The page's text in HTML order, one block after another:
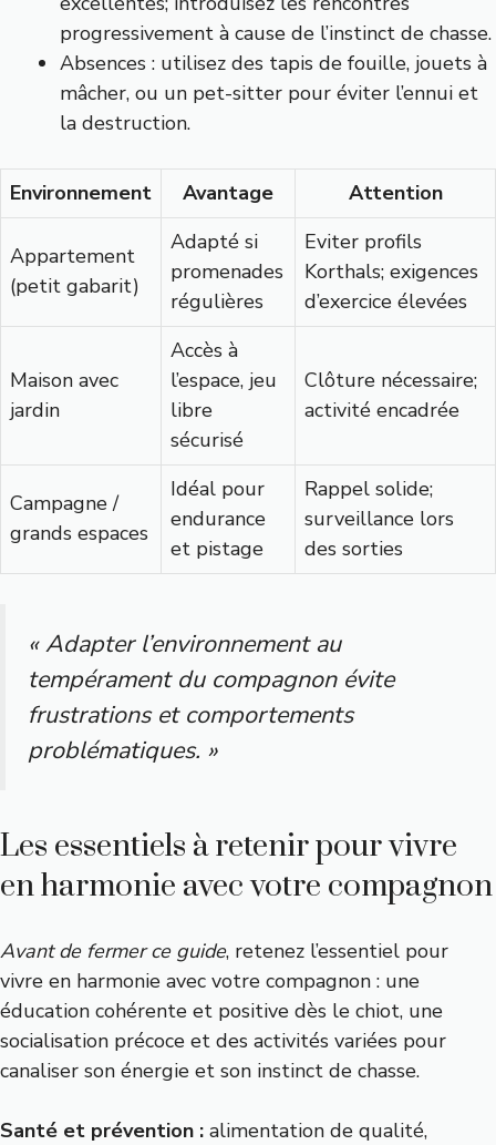
progressivement à cause de l’instinct de chasse.
Absences : utilisez des tapis de fouille, jouets à
mâcher, ou un pet-sitter pour éviter l’ennui et
la destruction.
Environnement Avantage Attention
Appartement
(petit gabarit)
Adapté si
promenades
régulières
Eviter profils
Korthals; exigences
d’exercice élevées
Maison avec
jardin
Accès à
l’espace, jeu
libre
sécurisé
Clôture nécessaire;
activité encadrée
Campagne /
grands espaces
Idéal pour
endurance
et pistage
Rappel solide;
surveillance lors
des sorties
« Adapter l’environnement au
tempérament du compagnon évite
frustrations et comportements
problématiques. »
Les essentiels à retenir pour vivre
en harmonie avec votre compagnon
Avant de fermer ce guide, retenez l’essentiel pour
vivre en harmonie avec votre compagnon : une
éducation cohérente et positive dès le chiot, une
socialisation précoce et des activités variées pour
canaliser son énergie et son instinct de chasse.
Santé et prévention : alimentation de qualité,